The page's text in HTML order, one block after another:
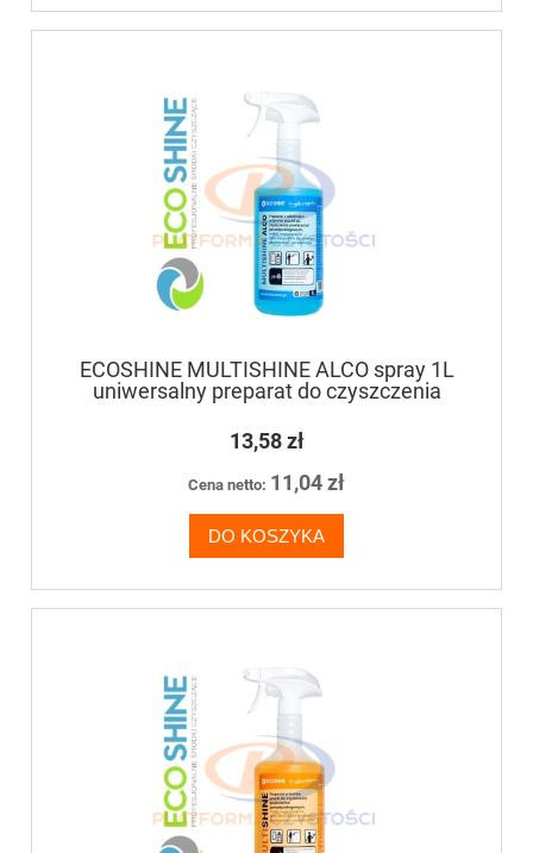
ECOSHINE MULTISHINE ALCO spray 1L
uniwersalny preparat do czyszczenia
wszystkich powierzchni odpornych na
działanie alkoholu
13,58 zł
Cena netto: 11,04 zł
DO KOSZYKA